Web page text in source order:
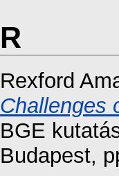
R
Rexford
Challenges
BGE
Budapest,